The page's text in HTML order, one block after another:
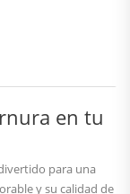
en tu
para una
y su calidad de